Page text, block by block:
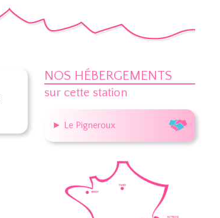
NOS HÉBERGEMENTS
sur cette station
► Le Pigneroux